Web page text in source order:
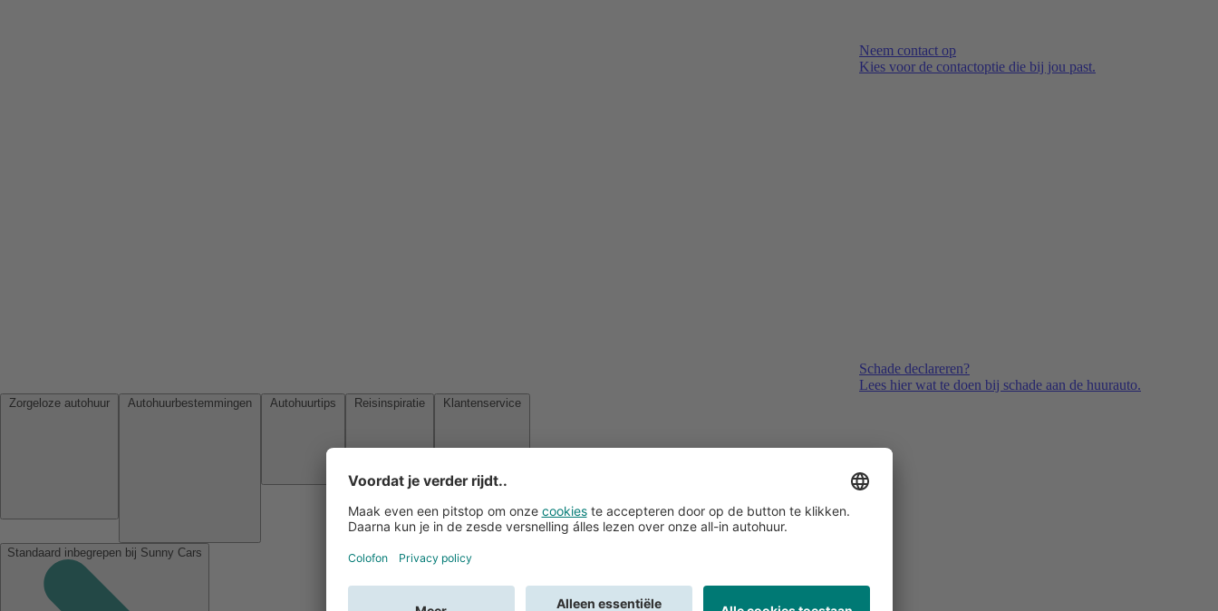
Neem contact op
Kies voor de contactoptie die bij jou past.
Schade declareren?
Lees hier wat te doen bij schade aan de huurauto.
Standaard inbegrepen bij Sunny Cars